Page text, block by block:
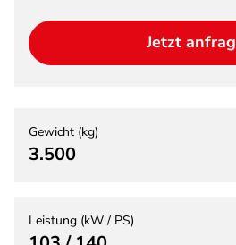
Jetzt
Gewicht (kg)
3.500
Leistung (kW / PS)